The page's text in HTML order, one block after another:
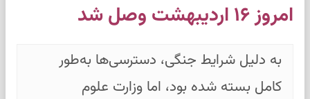
امروز ۱۶ اردیبهشت وصل شد
به دلیل شرایط جنگی، دسترسی‌ها به‌طور
کامل بسته شده بود، اما وزارت علوم